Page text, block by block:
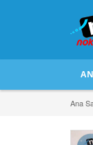
Ana